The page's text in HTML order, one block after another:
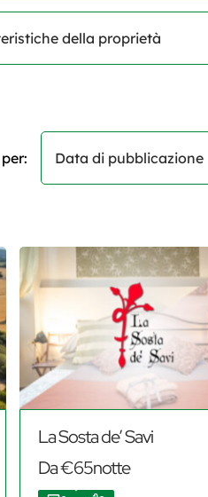
della proprietà
Data di pubblicazione
La Sosta de’ Savi
Da €65notte